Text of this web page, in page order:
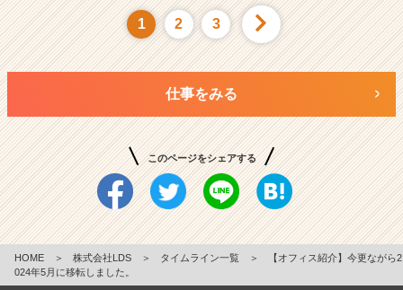
1 2 3
仕事をみる
このページをシェアする
HOME ＞ 株式会社LDS ＞ タイムライン一覧 ＞
【オフィス紹介】今更ながら2
024年5月に移転しました。